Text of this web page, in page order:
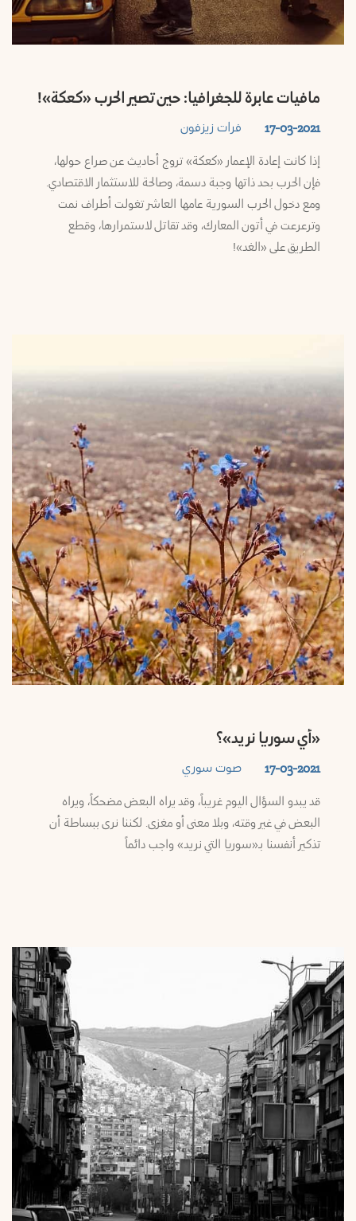
مافيات عابرة للجغرافيا: حين تصير الحرب «كعكة»!
فرات زيزفون 17-03-2021
إذا كانت إعادة الإعمار «كعكة» تروج أحاديث عن صراع حولها،
فإن الحرب بحد ذاتها وجبة دسمة، وصالحة للاستثمار الاقتصادي.
ومع دخول الحرب السورية عامها العاشر تغولت أطراف نمت
وترعرعت في أتون المعارك، وقد تقاتل لاستمرارها، وقطع
الطريق على «الغد»!
«أي سوريا نريد»؟
صوت سوري 17-03-2021
قد يبدو السؤال اليوم غريباً، وقد يراه البعض مضحكاً، ويراه
البعض في غير وقته، وبلا معنى أو مغزى. لكننا نرى ببساطة أن
تذكير أنفسنا بـ«سوريا التي نريد» واجب دائماً